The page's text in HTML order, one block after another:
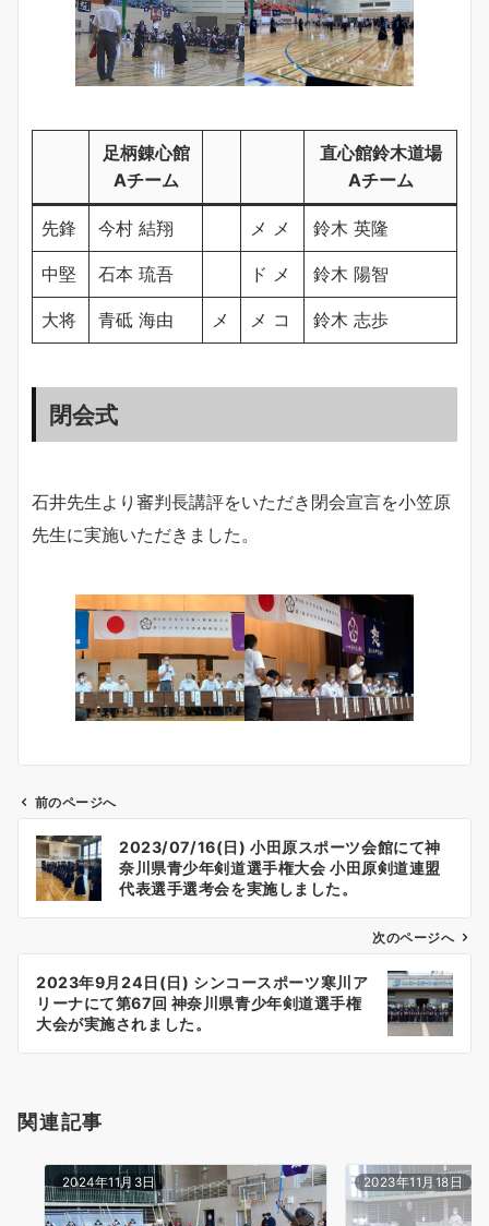
足柄錬心館
Aチーム
直心館鈴木道場
Aチーム
先鋒 今村 結翔 メ メ 鈴木 英隆
中堅 石本 琉吾 ド メ 鈴木 陽智
大将 青砥 海由 メ メ コ 鈴木 志歩
閉会式
石井先生より審判長講評をいただき閉会宣言を小笠原
先生に実施いただきました。
ビ
ン
前のページへ
2023/07/16(日) 小田原スポーツ会館にて神
奈川県青少年剣道選手権大会 小田原剣道連盟
代表選手選考会を実施しました。
次のページへ
2023年9月24日(日) シンコースポーツ寒川ア
リーナにて第67回 神奈川県青少年剣道選手権
大会が実施されました。
関連記事
2024年11月3日 2023年11月18日